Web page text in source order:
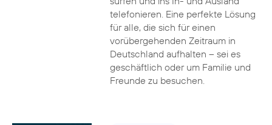
telefonieren. Eine perfekte Lösung
für alle, die sich für einen
vorübergehenden Zeitraum in
Deutschland aufhalten – sei es
geschäftlich oder um Familie und
Freunde zu besuchen.